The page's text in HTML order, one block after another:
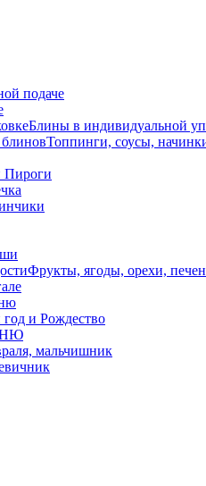
подаче
Блины в индивидуальной
Топпинги, соусы,
Фрукты, ягоды, орехи,
и Рождество
мальчишник